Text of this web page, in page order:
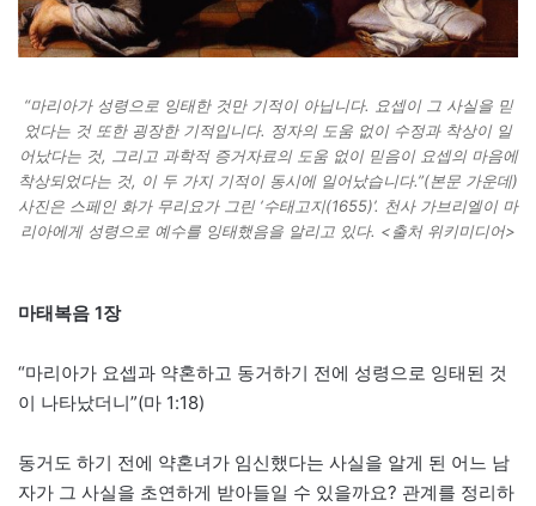
“마리아가 성령으로 잉태한 것만 기적이 아닙니다. 요셉이 그 사실을 믿
었다는 것 또한 굉장한 기적입니다. 정자의 도움 없이 수정과 착상이 일
어났다는 것, 그리고 과학적 증거자료의 도움 없이 믿음이 요셉의 마음에
착상되었다는 것, 이 두 가지 기적이 동시에 일어났습니다.”(본문 가운데)
사진은 스페인 화가 무리요가 그린 ‘수태고지(1655)’. 천사 가브리엘이 마
리아에게 성령으로 예수를 잉태했음을 알리고 있다. <출처 위키미디어>
마태복음 1장
“마리아가 요셉과 약혼하고 동거하기 전에 성령으로 잉태된 것
이 나타났더니”(마 1:18)
동거도 하기 전에 약혼녀가 임신했다는 사실을 알게 된 어느 남
자가 그 사실을 초연하게 받아들일 수 있을까요? 관계를 정리하